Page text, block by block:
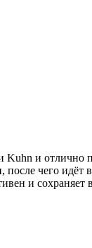
и
чего идёт
и